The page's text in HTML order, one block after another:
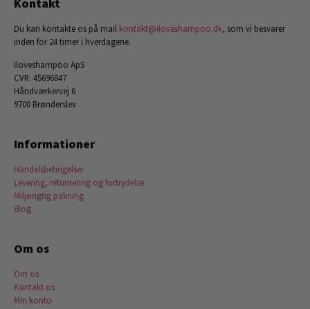
Kontakt
Du kan kontakte os på mail kontakt@iloveshampoo.dk, som vi besvarer
inden for 24 timer i hverdagene.
Iloveshampoo ApS
CVR: 45696847
Håndværkervej 6
9700 Brønderslev
Informationer
Handelsbetingelser
Levering, returnering og fortrydelse
Miljørigtig pakning
Blog
Om os
Om os
Kontakt os
Min konto